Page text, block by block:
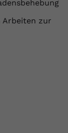
Arbeiten zur
welche